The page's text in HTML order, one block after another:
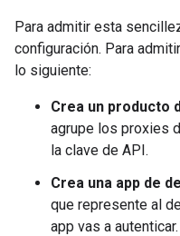
Para admitir esta
configuración. Para
lo siguiente:
Crea un producto
agrupe los proxies
la clave de API.
Crea una app de
que represente al
app vas a autenticar.